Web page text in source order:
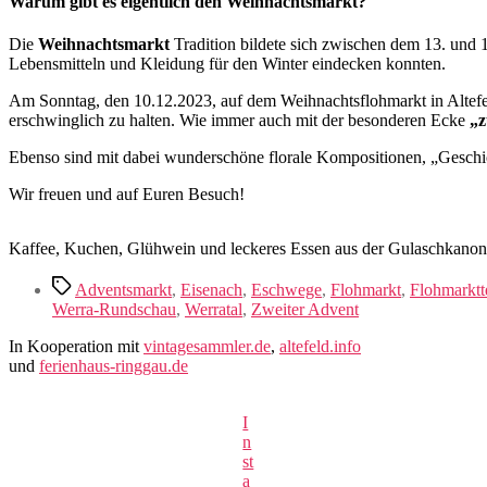
Die Weihnachtsmarkt Tradition bildete sich zwischen dem 13. und
Lebensmitteln und Kleidung für den Winter eindecken konnten.
Am Sonntag, den 10.12.2023, auf dem Weihnachtsflohmarkt in
erschwinglich zu halten. Wie immer auch mit der besonderen Ecke
Ebenso sind mit dabei wunderschöne florale Kompositionen,
Wir freuen und auf Euren Besuch!
Kaffee, Kuchen, Glühwein und leckeres Essen aus der
Schlagwörter
Adventsmarkt, Eisenach, Eschwege, Flohmarkt,
Werra-Rundschau, Werratal, Zweiter Advent
In Kooperation mit vintagesammler.de, altefeld.info
und ferienhaus-ringgau.de
I
n
st
a